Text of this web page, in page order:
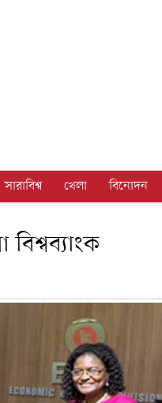
সারাবিশ্ব খেলা বিনোদন